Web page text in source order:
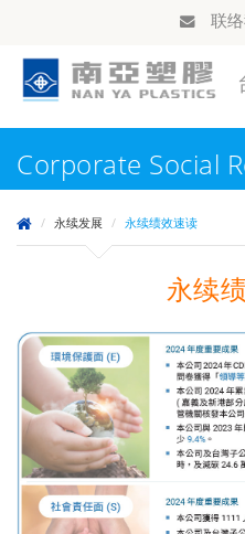
联
Corporate Social
永续发展 永续绩效速读
永续